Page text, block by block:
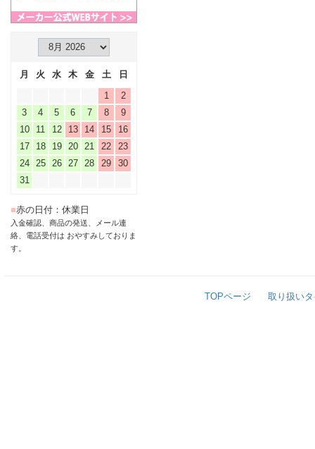
月 火 水 木 金 土
日
1
2
3
4 5 6 7 8
9
10
11 12 13 14 15
16
17
18 19 20 21 22
23
24
25 26 27 28 29
30
31
■赤の日付：休業日
入金確認、商品の発送、メール連
絡、電話受付は おやすみしておりま
す。
TOPページ 取り扱い